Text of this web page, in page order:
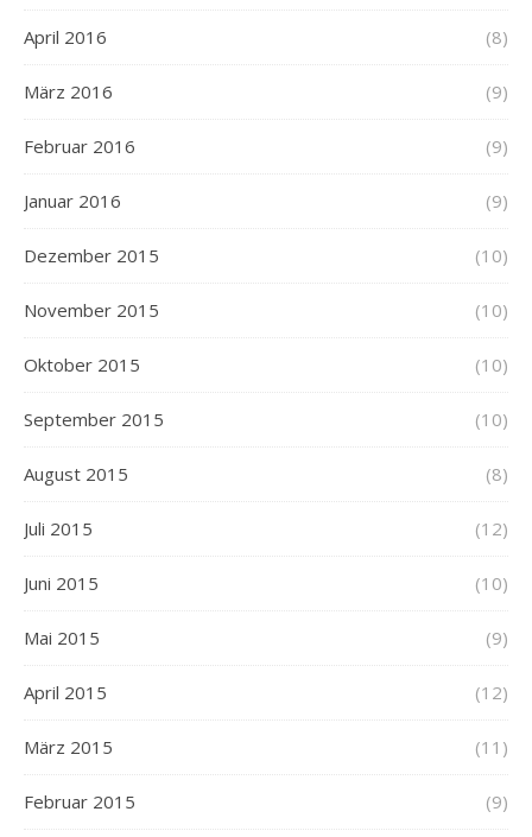
April 2016 (8)
März 2016 (9)
Februar 2016 (9)
Januar 2016 (9)
Dezember 2015 (10)
November 2015 (10)
Oktober 2015 (10)
September 2015 (10)
August 2015 (8)
Juli 2015 (12)
Juni 2015 (10)
Mai 2015 (9)
April 2015 (12)
März 2015 (11)
Februar 2015 (9)